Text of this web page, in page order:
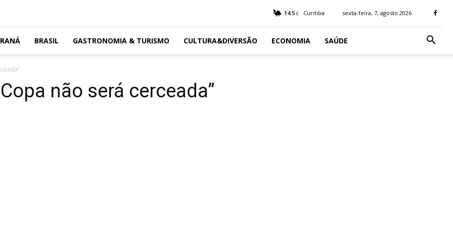
14.5 C Curitiba sexta-feira, 7, agosto 2026
BRASIL GASTRONOMIA & TURISMO CULTURA&DIVERSÃO ECONOMIA SAÚDE
não será cerceada”